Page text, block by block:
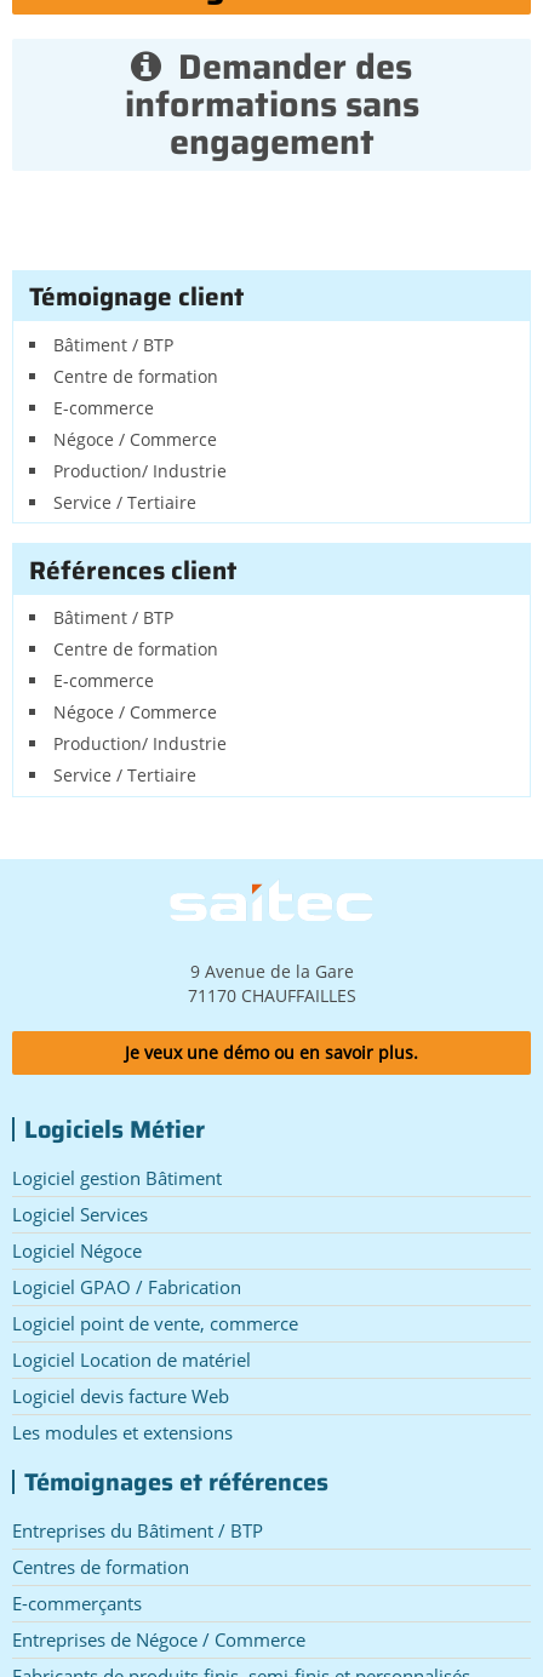
Demander des
informations sans
engagement
Témoignage client
Bâtiment / BTP
Centre de formation
E-commerce
Négoce / Commerce
Production/ Industrie
Service / Tertiaire
Références client
Bâtiment / BTP
Centre de formation
E-commerce
Négoce / Commerce
Production/ Industrie
Service / Tertiaire
9 Avenue de la Gare
71170 CHAUFFAILLES
Je veux une démo ou en savoir plus.
Logiciels Métier
Logiciel gestion Bâtiment
Logiciel Services
Logiciel Négoce
Logiciel GPAO / Fabrication
Logiciel point de vente, commerce
Logiciel Location de matériel
Logiciel devis facture Web
Les modules et extensions
Témoignages et références
Entreprises du Bâtiment / BTP
Centres de formation
E-commerçants
Entreprises de Négoce / Commerce